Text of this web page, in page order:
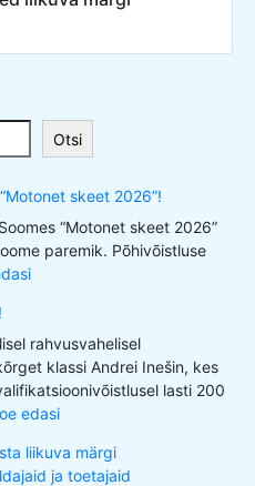
Otsi
skeet 2026”!
“Motonet skeet 2026”
paremik. Põhivõistluse
rahvusvahelisel
klassi Andrei Inešin, kes
lasti 200
edasi
liikuva märgi
ja toetajaid